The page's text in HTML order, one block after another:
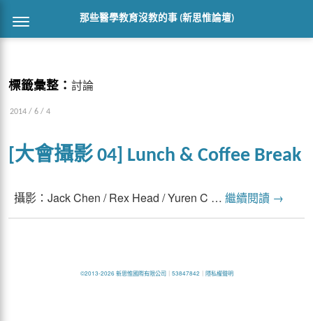
那些醫學教育沒教的事 (新思惟論壇)
標籤彙整： 討論
2014 / 6 / 4
[大會攝影 04] Lunch & Coffee Break
攝影：Jack Chen / Rex Head / Yuren C … 繼續閱讀 →
©2013-2026 新思惟國際有限公司｜ 53847842 ｜ 隱私權聲明